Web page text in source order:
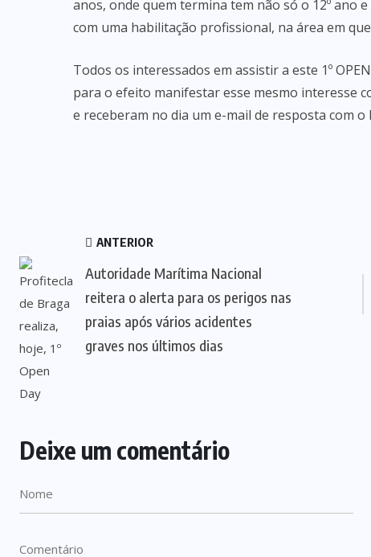
anos, onde quem termina tem não só o 12º ano
com uma habilitação profissional, na área em
Todos os interessados em assistir a este 1º
para o efeito manifestar esse mesmo interesse
e receberam no dia um e-mail de resposta com o
ANTERIOR
Autoridade Marítima Nacional
reitera o alerta para os perigos nas
praias após vários acidentes
graves nos últimos dias
Deixe um comentário